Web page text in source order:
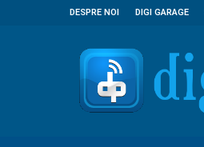
DESPRE NOI DIGI GARAGE